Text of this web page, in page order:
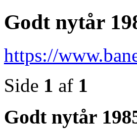
Godt nytår
https://
Side 1 af 1
Godt nytår